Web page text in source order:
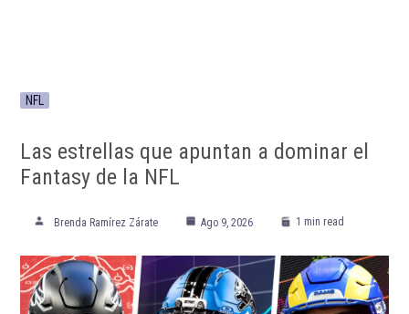
NFL
Las estrellas que apuntan a dominar el
Fantasy de la NFL
Brenda Ramírez Zárate Ago 9, 2026 1 min read